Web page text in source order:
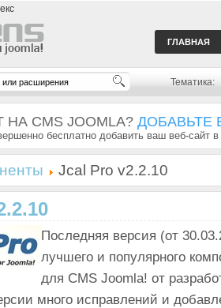
ГЛАВНАЯ
Тематика:
CMS JOOMLA? ДОБАВЬТЕ
бесплатно добавить ваш веб-сайт
Jcal Pro v2.2.10
Последняя версия (от
лучшего и популярного
для CMS Joomla! от
много исправлений и